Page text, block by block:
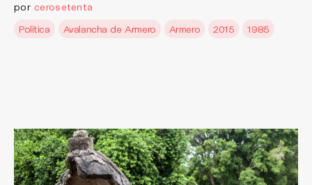
por cerosetenta
Política
Avalancha de Armero Armero 2015 1985